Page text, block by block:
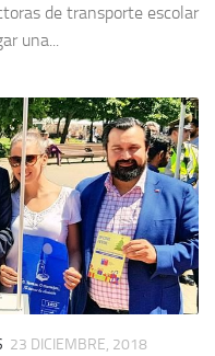
de transporte escolar
una...
23 DICIEMBRE, 2018